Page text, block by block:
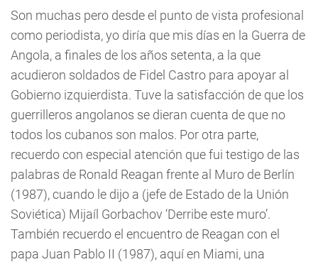
Son muchas pero desde el punto de vista profesional
como periodista, yo diría que mis días en la Guerra de
Angola, a finales de los años setenta, a la que
acudieron soldados de Fidel Castro para apoyar al
Gobierno izquierdista. Tuve la satisfacción de que los
guerrilleros angolanos se dieran cuenta de que no
todos los cubanos son malos. Por otra parte,
recuerdo con especial atención que fui testigo de las
palabras de Ronald Reagan frente al Muro de Berlín
(1987), cuando le dijo a (jefe de Estado de la Unión
Soviética) Mijaíl Gorbachov ‘Derribe este muro’.
También recuerdo el encuentro de Reagan con el
papa Juan Pablo II (1987), aquí en Miami, una